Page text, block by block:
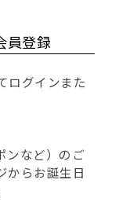
員登録
ログインまた
ンなど）のご
からお誕生日